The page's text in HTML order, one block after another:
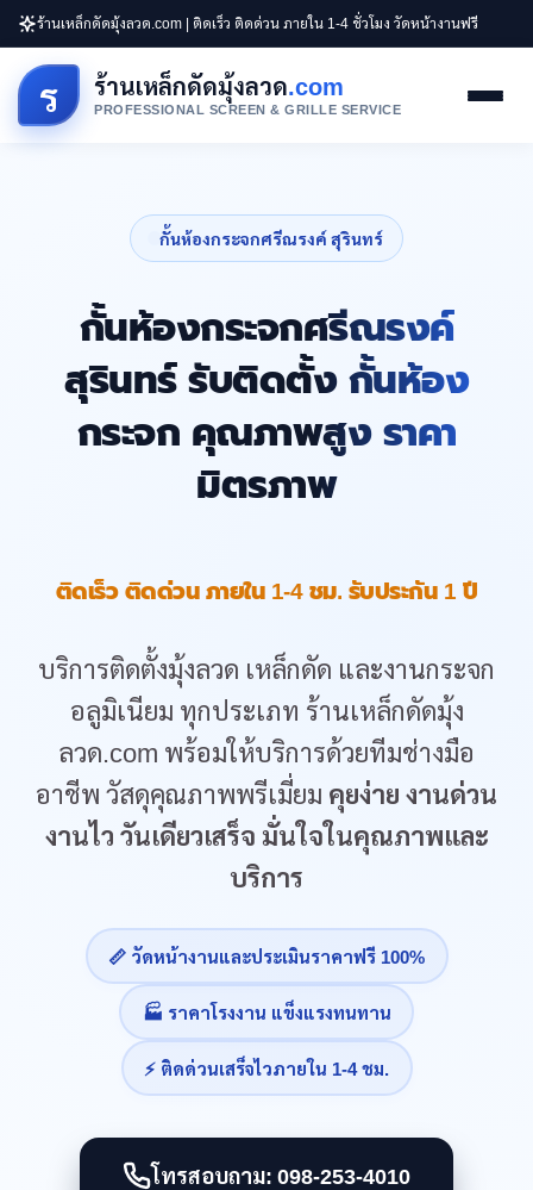
ร้านเหล็กดัดมุ้งลวด.com | ติดเร็ว ติดด่วน ภายใน 1-4 ชั่วโมง วัดหน้างานฟรี
ร ร้านเหล็กดัดมุ้งลวด.com
PROFESSIONAL SCREEN & GRILLE SERVICE
กั้นห้องกระจกศรีณรงค์ สุรินทร์
กั้นห้องกระจกศรีณรงค์
สุรินทร์ รับติดตั้ง กั้นห้อง
กระจก คุณภาพสูง ราคา
มิตรภาพ
ติดเร็ว ติดด่วน ภายใน 1-4 ชม. รับประกัน 1 ปี
บริการติดตั้งมุ้งลวด เหล็กดัด และงานกระจก
อลูมิเนียม ทุกประเภท ร้านเหล็กดัดมุ้ง
ลวด.com พร้อมให้บริการด้วยทีมช่างมือ
อาชีพ วัสดุคุณภาพพรีเมี่ยม คุยง่าย งานด่วน
งานไว วันเดียวเสร็จ มั่นใจในคุณภาพและ
บริการ
📏 วัดหน้างานและประเมินราคาฟรี 100%
🏭 ราคาโรงงาน แข็งแรงทนทาน
⚡ ติดด่วนเสร็จไวภายใน 1-4 ชม.
โทรสอบถาม: 098-253-4010